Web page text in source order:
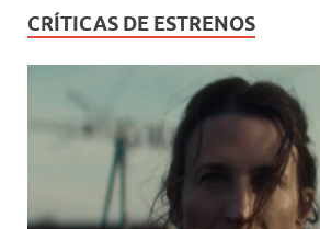
CRÍTICAS DE ESTRENOS